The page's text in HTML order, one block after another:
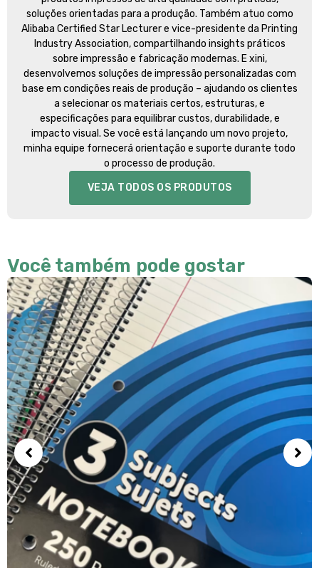
soluções orientadas para a produção. Também atuo como
Alibaba Certified Star Lecturer e vice-presidente da Printing
Industry Association, compartilhando insights práticos
sobre impressão e fabricação modernas. E xini,
desenvolvemos soluções de impressão personalizadas com
base em condições reais de produção – ajudando os clientes
a selecionar os materiais certos, estruturas, e
especificações para equilibrar custos, durabilidade, e
impacto visual. Se você está lançando um novo projeto,
minha equipe fornecerá orientação e suporte durante todo
o processo de produção.
VEJA TODOS OS PRODUTOS
Você também pode gostar